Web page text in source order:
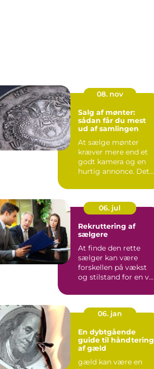
08. nov
Salg af mønter:
sådan får du mest
ud af samlingen
At sælge mønter
kræver mere end et
godt kamera og en
hurtig annonce. Det
06. jul
Rekruttering af
sælgere
At finde den rette
sælger kan være
forskellen på vækst
og stilstand for en v...
06. jan
En dybtgående
guide til håndtering
af gæld
gæld kan være en